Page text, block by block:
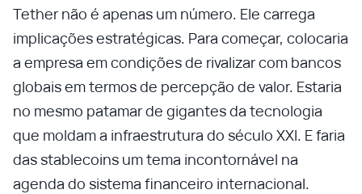
Tether não é apenas um número. Ele carrega
implicações estratégicas. Para começar, colocaria
a empresa em condições de rivalizar com bancos
globais em termos de percepção de valor. Estaria
no mesmo patamar de gigantes da tecnologia
que moldam a infraestrutura do século XXI. E faria
das stablecoins um tema incontornável na
agenda do sistema financeiro internacional.